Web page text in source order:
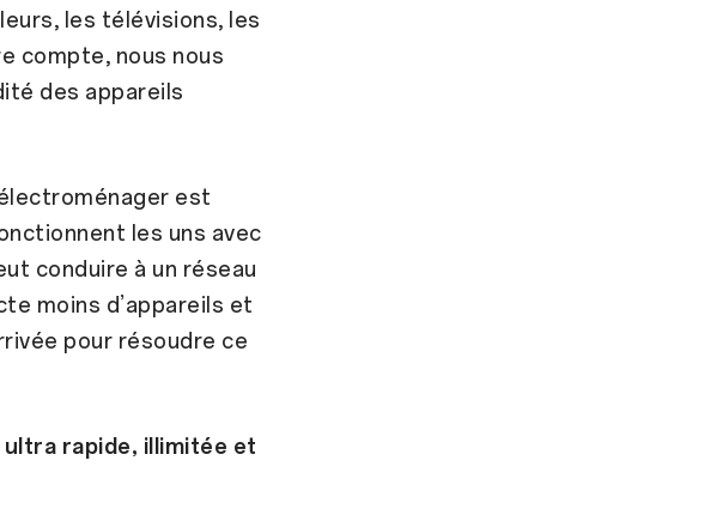
les télévisions, les
compte, nous nous
des appareils
est
les uns avec
conduire à un réseau
moins d’appareils et
pour résoudre ce
ultra rapide, illimitée et